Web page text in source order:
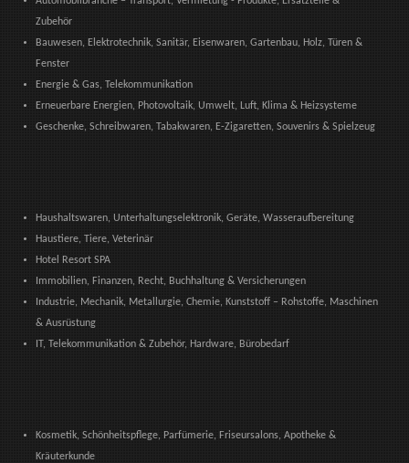
Zubehör
Bauwesen, Elektrotechnik, Sanitär, Eisenwaren, Gartenbau, Holz, Türen &
Fenster
Energie & Gas, Telekommunikation
Erneuerbare Energien, Photovoltaik, Umwelt, Luft, Klima & Heizsysteme
Geschenke, Schreibwaren, Tabakwaren, E-Zigaretten, Souvenirs & Spielzeug
Haushaltswaren, Unterhaltungselektronik, Geräte, Wasseraufbereitung
Haustiere, Tiere, Veterinär
Hotel Resort SPA
Immobilien, Finanzen, Recht, Buchhaltung & Versicherungen
Industrie, Mechanik, Metallurgie, Chemie, Kunststoff – Rohstoffe, Maschinen
& Ausrüstung
IT, Telekommunikation & Zubehör, Hardware, Bürobedarf
Kosmetik, Schönheitspflege, Parfümerie, Friseursalons, Apotheke &
Kräuterkunde